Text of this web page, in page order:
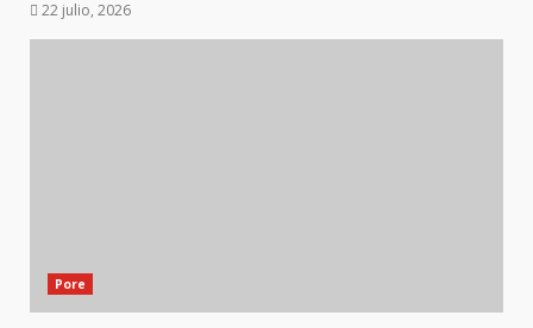
22 julio, 2026
Pore